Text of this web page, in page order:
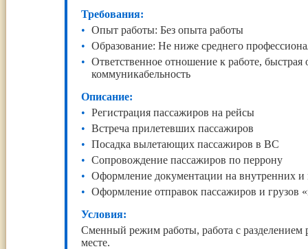
Требования:
Опыт работы: Без опыта работы
Образование: Не ниже среднего
Ответственное отношение к работе,
коммуникабельность
Описание:
Регистрация пассажиров на рейсы
Встреча прилетевших пассажиров
Посадка вылетающих пассажиров в ВС
Сопровождение пассажиров по перрону
Оформление документации на внутренних и
Оформление отправок пассажиров и грузов
Условия:
Сменный режим работы, работа с разделением
месте.